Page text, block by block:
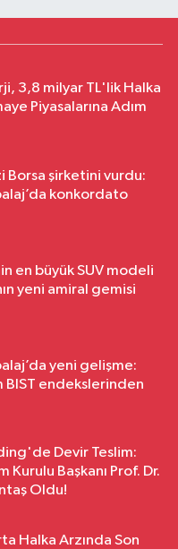
3,8 milyar TL'lik Halka
Piyasalarına Adım
Borsa şirketini vurdu:
konkordato
en büyük SUV modeli
yeni amiral gemisi
yeni gelişme:
BIST endekslerinden
Devir Teslim:
Kurulu Başkanı Prof. Dr.
Oldu!
Halka Arzında Son